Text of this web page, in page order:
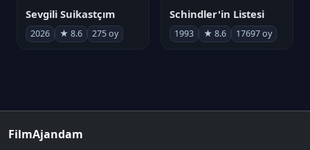
Sevgili Suikastçım
2026 ★ 8.6 275 oy
Schindler'in Listesi
1993 ★ 8.6 17697 oy
FilmAjandam